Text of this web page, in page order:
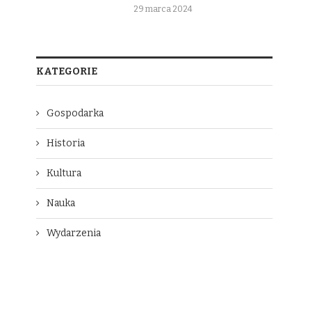
29 marca 2024
KATEGORIE
Gospodarka
Historia
Kultura
Nauka
Wydarzenia